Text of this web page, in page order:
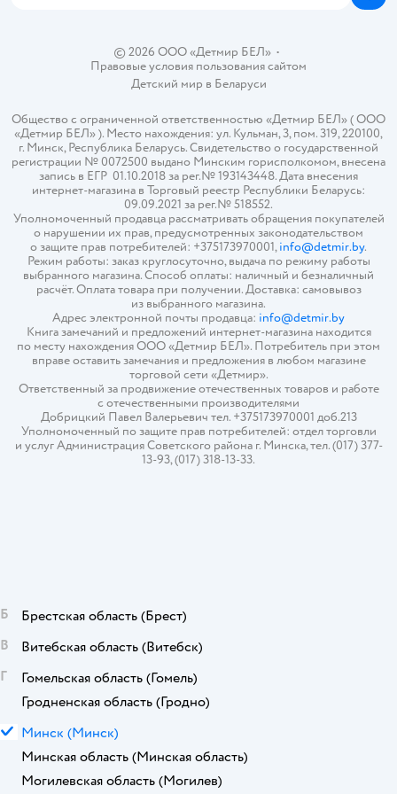
© 2026 ООО «Детмир БЕЛ»•
Правовые условия пользования сайтом
Детский мир в Беларуси
Общество с ограниченной ответственностью «Детмир БЕЛ» ( ООО
«Детмир БЕЛ» ). Место нахождения: ул. Кульман, 3, пом. 319, 220100,
г. Минск, Республика Беларусь. Свидетельство о государственной
регистрации № 0072500 выдано Минским горисполкомом, внесена
запись в ЕГР 01.10.2018 за рег.№ 193143448. Дата внесения
интернет-магазина в Торговый реестр Республики Беларусь:
09.09.2021 за рег.№ 518552.
Уполномоченный продавца рассматривать обращения покупателей
о нарушении их прав, предусмотренных законодательством
о защите прав потребителей: +375173970001,info@detmir.by.
Режим работы: заказ круглосуточно, выдача по режиму работы
выбранного магазина. Способ оплаты: наличный и безналичный
расчёт. Оплата товара при получении. Доставка: самовывоз
из выбранного магазина.
Адрес электронной почты продавца: info@detmir.by
Книга замечаний и предложений интернет-магазина находится
по месту нахождения ООО «Детмир БЕЛ». Потребитель при этом
вправе оставить замечания и предложения в любом магазине
торговой сети «Детмир».
Ответственный за продвижение отечественных товаров и работе
с отечественными производителями
Добрицкий Павел Валерьевич тел. +375173970001 доб.213
Уполномоченный по защите прав потребителей: отдел торговли
и услуг Администрация Советского района г. Минска, тел. (017) 377-
13-93, (017) 318-13-33.
Б Брестская область (Брест)
В
Витебская область (Витебск)
Г
Гомельская область (Гомель)
Гродненская область (Гродно)
М Минск (Минск)
Минская область (Минская область)
Могилевская область (Могилев)